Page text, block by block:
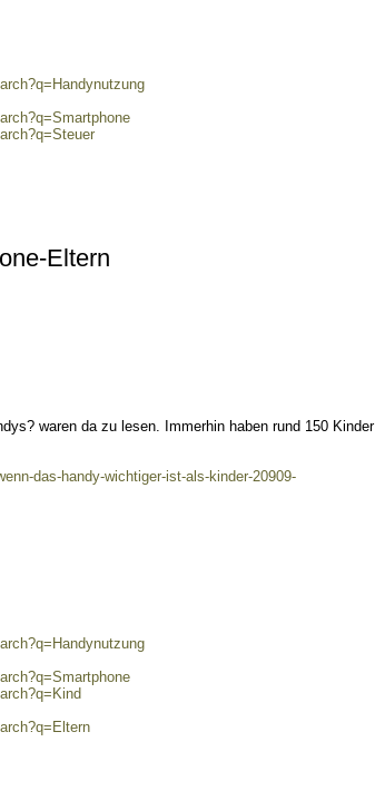
Eltern
waren da zu lesen. Immerhin haben rund 150 Kinder
das-handy-wichtiger-ist-als-kinder-20909-